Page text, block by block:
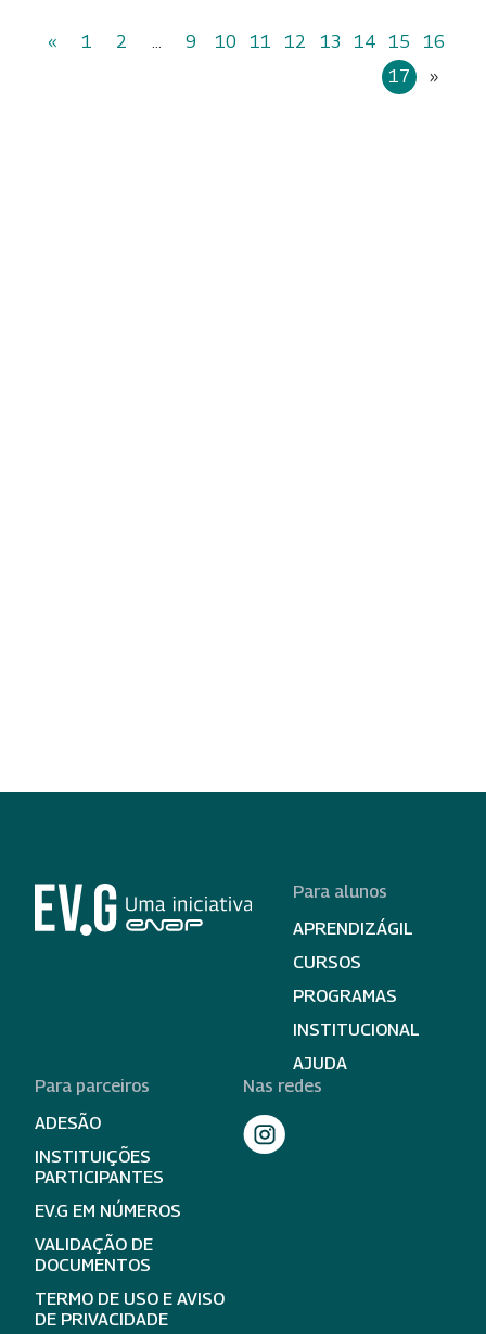
« 1 2 ... 9 10 11 12 13 14 15
16
17
»
Para alunos
APRENDIZÁGIL
CURSOS
PROGRAMAS
INSTITUCIONAL
AJUDA
Para parceiros
ADESÃO
INSTITUIÇÕES
PARTICIPANTES
EV.G EM NÚMEROS
VALIDAÇÃO DE
DOCUMENTOS
TERMO DE USO E AVISO
DE PRIVACIDADE
Nas redes